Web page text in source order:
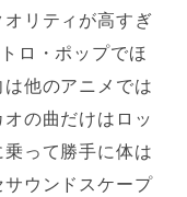
リティが高すぎ
ロ・ポップでほ
他のアニメでは
の曲だけはロッ
って勝手に体は
ウンドスケープ